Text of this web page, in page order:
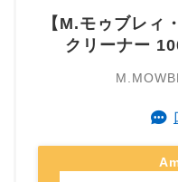
【M.モゥブレィ
クリーナー